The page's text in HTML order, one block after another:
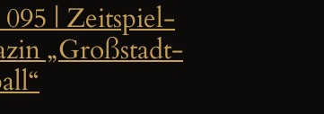
| Zeitspiel-
„Großstadt-